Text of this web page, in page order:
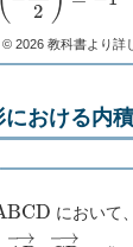
©︎ 2026 教科書より詳
おける内
A BCD において